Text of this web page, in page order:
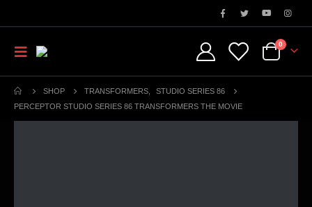
0
SHOP TRANSFORMERS
STUDIO SERIES 86
PERCEPTOR STUDIO SERIES 86 TRANSFORMERS THE MOVIE